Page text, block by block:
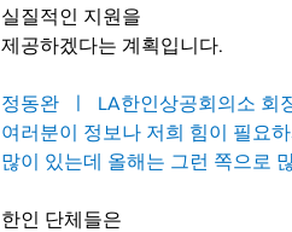
실질적인 지원을
제공하겠다는 계획입니다.
정동완  ㅣ  LA한인상공회의소 회
여러분이 정보나 저희 힘이 필요
많이 있는데 올해는 그런 쪽으로
한인 단체들은